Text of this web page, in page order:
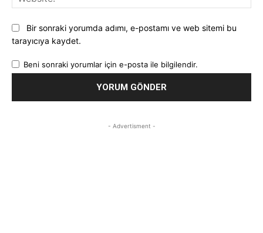
Bir sonraki yorumda adımı, e-postamı ve web sitemi bu
tarayıcıya kaydet.
Beni sonraki yorumlar için e-posta ile bilgilendir.
- Advertisment -